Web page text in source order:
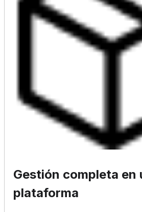
Gestión completa en
plataforma